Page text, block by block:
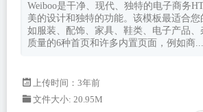
Weiboo是干净、现代、独特的电子商务
美的设计和独特的功能。该模板最适合您
如服装、配饰、家具、鞋类、电子产品
质量的6种首页和许多内置页面，例如商...
上传时间：3年前
文件大小: 20.95M